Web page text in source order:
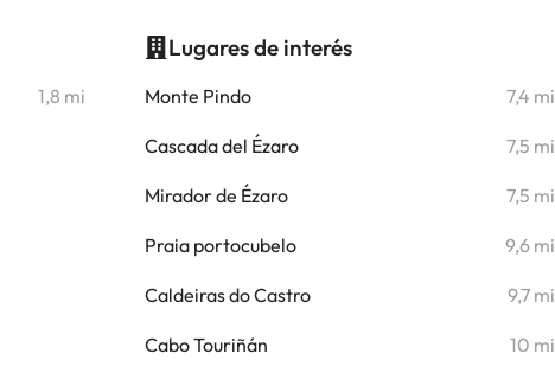
1,8 mi
Lugares de interés
Monte Pindo 7,4 mi
Cascada del Ézaro 7,5 mi
Mirador de Ézaro 7,5 mi
Praia portocubelo 9,6 mi
Caldeiras do Castro 9,7 mi
Cabo Touriñán 10 mi